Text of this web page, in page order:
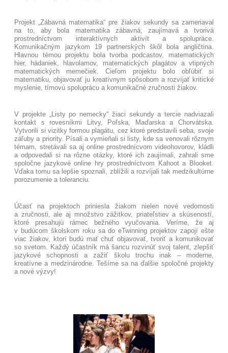
Projekt „Zábavná matematika“ pre žiakov sekundy sa zameriaval
na to, aby bola matematika zábavná, zaujímavá a tvorivá
prostredníctvom interaktívnych aktivít a spolupráce.
Komunikačným jazykom 19 partnerských škôl bola angličtina.
Hlavnou témou projektu bola tvorba podcastov, matematických
hier, hádaniek, hlavolamov, matematických plagátov a vtipných
matematických memečiek. Cieľom projektu bolo obľúbiť si
matematiku, objavovať ju kreatívnym spôsobom a rozvíjať kritické
myslenie, tímovú spoluprácu a komunikačné zručnosti žiakov.
V projekte „Listy po nemecky“ žiaci sekundy a tercie nadviazali
kontakt s rovesníkmi Litvy, Poľska, Maďarska a Chorvátska.
Vytvorili si vizitky formou plagátu, cez ktoré predstavili seba, svoje
záľuby a priority. Písali a vymieňali si listy, kde sa venovali rôznym
témam, stretávali sa aj online prostrednícvom videohovorov, kládli
a odpovedali si na rôzne otázky, ktoré ich zaujímali, zahrali sme
spoločne jazykové online hry prostredníctvom Kahoot a Blooket.
Vďaka tomu sa lepšie spoznali, zblížili a rozvíjali tak medzikultúrne
porozumenie a toleranciu.
Účasť na projektoch priniesla žiakom nielen nové vedomosti
a zručnosti, ale aj množstvo zážitkov, priateľstiev a skúseností,
ktoré presahujú rámec bežného vyučovania. Veríme, že aj
v budúcom školskom roku sa do eTwinning projektov zapojí ešte
viac žiakov, ktorí budú mať chuť objavovať, tvoriť a komunikovať
so svetom. Každý účastník má šancu rozvinúť svoj talent, zlepšiť
jazykové schopnosti a zažiť školu trochu inak – moderne,
kreatívne a medzinárodne. Tešíme sa na ďalšie spoločné projekty
a nové výzvy!